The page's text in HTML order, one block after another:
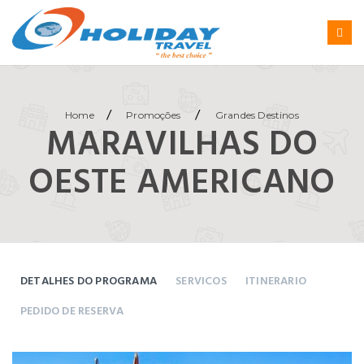
Home / Promoções / Grandes Destinos
MARAVILHAS DO
OESTE AMERICANO
DETALHES DO PROGRAMA SERVICOS
ITINERARIO
PEDIDO DE RESERVA